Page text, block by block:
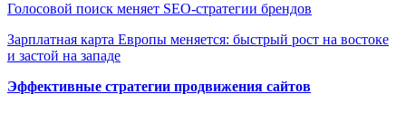
Голосовой поиск меняет SEO-стратегии брендов
Зарплатная карта Европы меняется: быстрый рост на востоке
и застой на западе
Эффективные стратегии продвижения сайтов